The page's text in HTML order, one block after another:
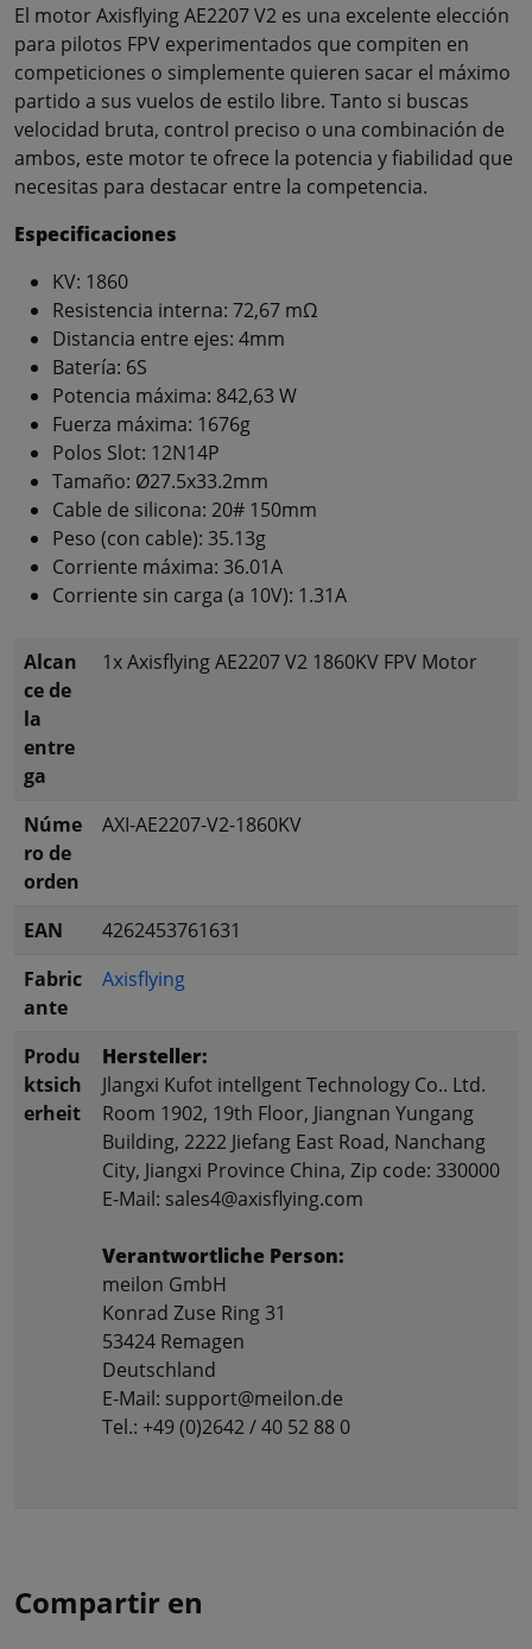
El motor Axisflying AE2207 V2 es una excelente elección
para pilotos FPV experimentados que compiten en
competiciones o simplemente quieren sacar el máximo
partido a sus vuelos de estilo libre. Tanto si buscas
velocidad bruta, control preciso o una combinación de
ambos, este motor te ofrece la potencia y fiabilidad que
necesitas para destacar entre la competencia.
Especificaciones
KV: 1860
Resistencia interna: 72,67 mΩ
Distancia entre ejes: 4mm
Batería: 6S
Potencia máxima: 842,63 W
Fuerza máxima: 1676g
Polos Slot: 12N14P
Tamaño: Ø27.5x33.2mm
Cable de silicona: 20# 150mm
Peso (con cable): 35.13g
Corriente máxima: 36.01A
Corriente sin carga (a 10V): 1.31A
Alcan
ce de
la
entre
ga
1x Axisflying AE2207 V2 1860KV FPV Motor
Núme
ro de
orden
AXI-AE2207-V2-1860KV
EAN
4262453761631
Fabric
ante
Axisflying
Produ
ktsich
erheit
Hersteller:
Jlangxi Kufot intellgent Technology Co.. Ltd.
Room 1902, 19th Floor, Jiangnan Yungang
Building, 2222 Jiefang East Road, Nanchang
City, Jiangxi Province China, Zip code: 330000
E-Mail: sales4@axisflying.com
Verantwortliche Person:
meilon GmbH
Konrad Zuse Ring 31
53424 Remagen
Deutschland
E-Mail: support@meilon.de
Tel.: +49 (0)2642 / 40 52 88 0
Compartir en